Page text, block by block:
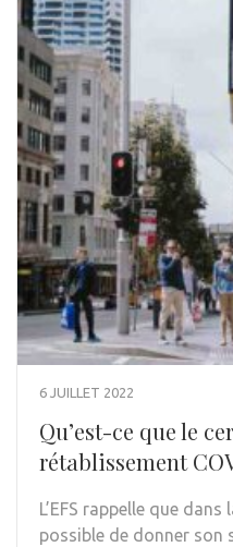
6 JUILLET 2022
Qu’est-ce que le
rétablissement
L’EFS rappelle que
possible de donner son